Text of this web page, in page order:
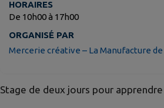
HORAIRES
De 10h00 à 17h00
ORGANISÉ PAR
Mercerie créative – La Manufacture
Stage de deux jours pour